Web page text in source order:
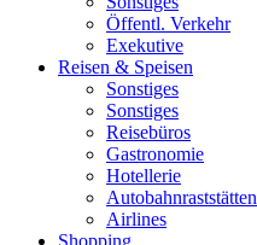
Öffentl. Verkehr
Exekutive
Reisen & Speisen
Sonstiges
Sonstiges
Reisebüros
Gastronomie
Hotellerie
Autobahnraststätten
Airlines
Shopping